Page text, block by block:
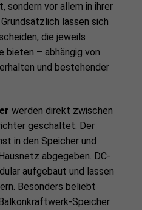
sondern vor allem in ihrer
lassen sich
die jeweils
bieten – abhängig von
und bestehender
werden direkt zwischen
geschaltet. Der
in den Speicher und
abgegeben. DC-
aufgebaut und lassen
Besonders beliebt
Speicher